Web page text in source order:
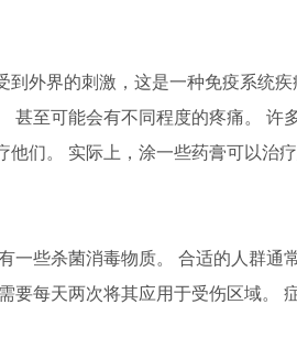
外界的刺激，这是一种免疫系统疾
甚至可能会有不同程度的疼痛。 许
他们。 实际上，涂一些药膏可以治
些杀菌消毒物质。 合适的人群通
要每天两次将其应用于受伤区域。